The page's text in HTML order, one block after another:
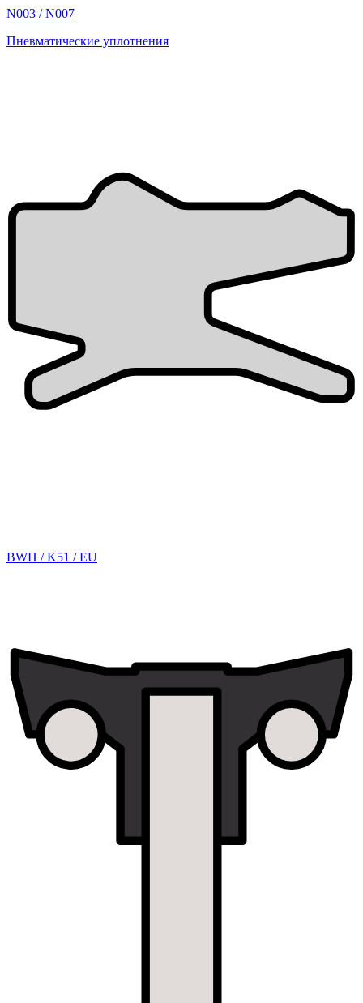
N003 / N007
Пневматические уплотнения
BWH / K51 / EU